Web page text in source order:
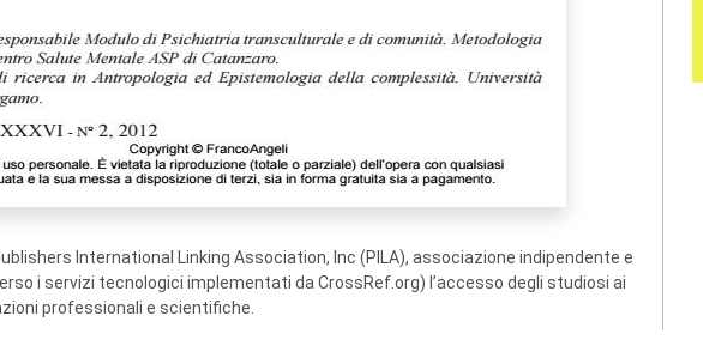
International Linking Association, Inc (PILA), associazione indipendente e
i servizi tecnologici implementati da CrossRef.org) l’accesso degli studiosi ai
professionali e scientifiche.